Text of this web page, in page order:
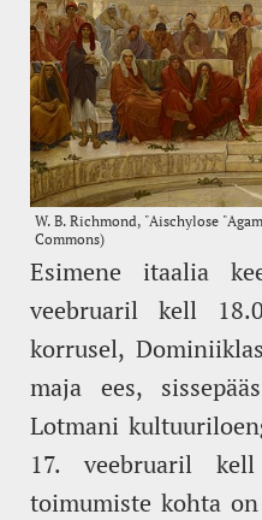
Esimene itaalia
veebruaril kell
korrusel,
maja ees,
Lotmani
17. veebruaril
toimumiste kohta